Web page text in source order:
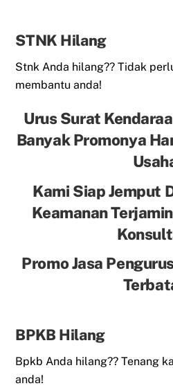
STNK Hilang
Stnk Anda hilang?? Tidak
membantu anda!
Urus Surat
Banyak Promonya
Kami Siap Jemput
Keamanan
Promo Jasa
BPKB Hilang
Bpkb Anda hilang?? Tenang
anda!